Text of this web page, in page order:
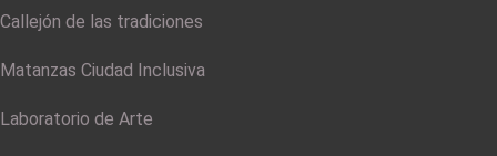
Callejón de las tradiciones
Matanzas Ciudad Inclusiva
Laboratorio de Arte